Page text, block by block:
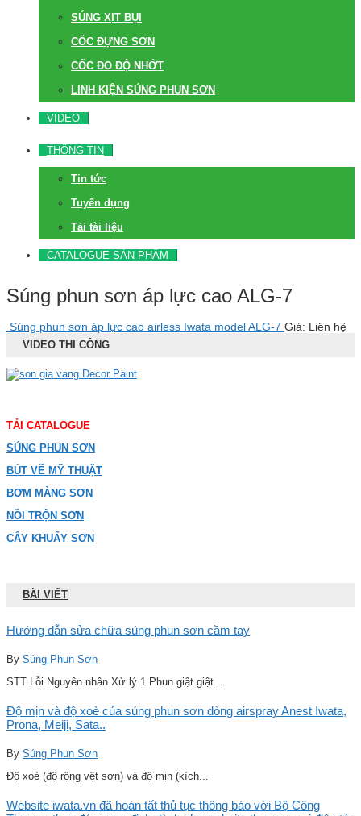
SÚNG XỊT BỤI
CỐC ĐỰNG SƠN
CỐC ĐO ĐỘ NHỚT
LINH KIỆN SÚNG PHUN SƠN
VIDEO
THÔNG TIN
Tin tức
Tuyển dụng
Tải tài liệu
CATALOGUE SẢN PHẨM
Súng phun sơn áp lực cao ALG-7
Súng phun sơn áp lực cao airless Iwata model ALG-7 Giá: Liên hệ
VIDEO THI CÔNG
TẢI CATALOGUE
SÚNG PHUN SƠN
BÚT VẼ MỸ THUẬT
BƠM MÀNG SƠN
NỒI TRỘN SƠN
CÂY KHUẤY SƠN
BÀI VIẾT
Hướng dẫn sửa chữa súng phun sơn cầm tay
By Súng Phun Sơn
STT Lỗi Nguyên nhân Xử lý 1 Phun giật giật...
Độ mịn và độ xoè của súng phun sơn dòng airspray Anest Iwata,
Prona, Meiji, Sata..
By Súng Phun Sơn
Độ xoè (độ rộng vệt sơn) và độ mịn (kích...
Website iwata.vn đã hoàn tất thủ tục thông báo với Bộ Công